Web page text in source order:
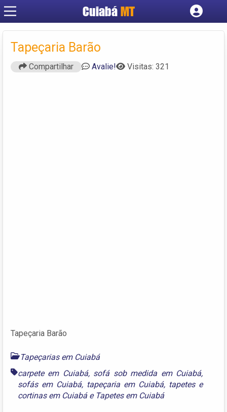
Cuiabá MT
Cadastrar empresa
Tapeçaria Barão
Compartilhar Avalie! Visitas: 321
Tapeçaria Barão
Tapeçarias em Cuiabá
carpete em Cuiabá, sofá sob medida em Cuiabá,
sofás em Cuiabá, tapeçaria em Cuiabá, tapetes e
cortinas em Cuiabáe Tapetes em Cuiabá